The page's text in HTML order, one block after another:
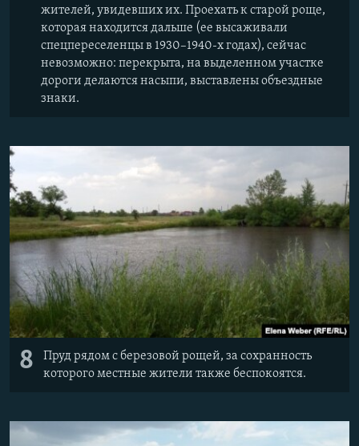
жителей, увидевших их. Проехать к старой роще,
которая находится дальше (ее высаживали
спецпереселенцы в 1930–1940-х годах), сейчас
невозможно: перекрыта, на выделенном участке
дороги делаются насыпи, выставлены объездные
знаки.
8
Пруд рядом с березовой рощей, за сохранность
которого местные жители также беспокоятся.